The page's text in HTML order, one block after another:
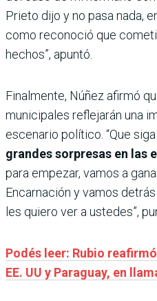
Prieto dijo y no pasa nada,
como reconoció que
hechos”, apuntó.
Finalmente, Núñez afirmó
municipales reflejarán una
escenario político. “Que
grandes sorpresas en las
para empezar, vamos a
Encarnación y vamos
les quiero ver a ustedes”,
Podés leer: Rubio
EE. UU y Paraguay, en